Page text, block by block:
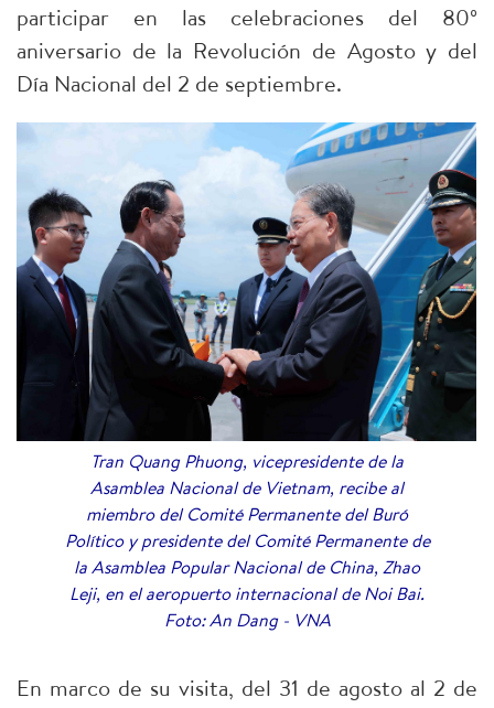
participar en las celebraciones del 80º
aniversario de la Revolución de Agosto y del
Día Nacional del 2 de septiembre.
Tran Quang Phuong, vicepresidente de la
Asamblea Nacional de Vietnam, recibe al
miembro del Comité Permanente del Buró
Político y presidente del Comité Permanente de
la Asamblea Popular Nacional de China, Zhao
Leji, en el aeropuerto internacional de Noi Bai.
Foto: An Dang - VNA
En marco de su visita, del 31 de agosto al 2 de